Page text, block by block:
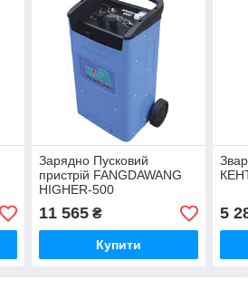
Зарядно Пусковий
пристрій FANGDAWANG
HIGHER-500
11 565₴
Купити
5